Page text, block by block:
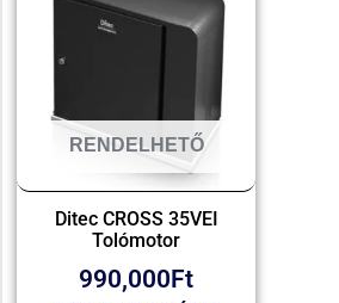
RENDELHETŐ
Ditec CROSS 35VEI
Tolómotor
990,000 Ft